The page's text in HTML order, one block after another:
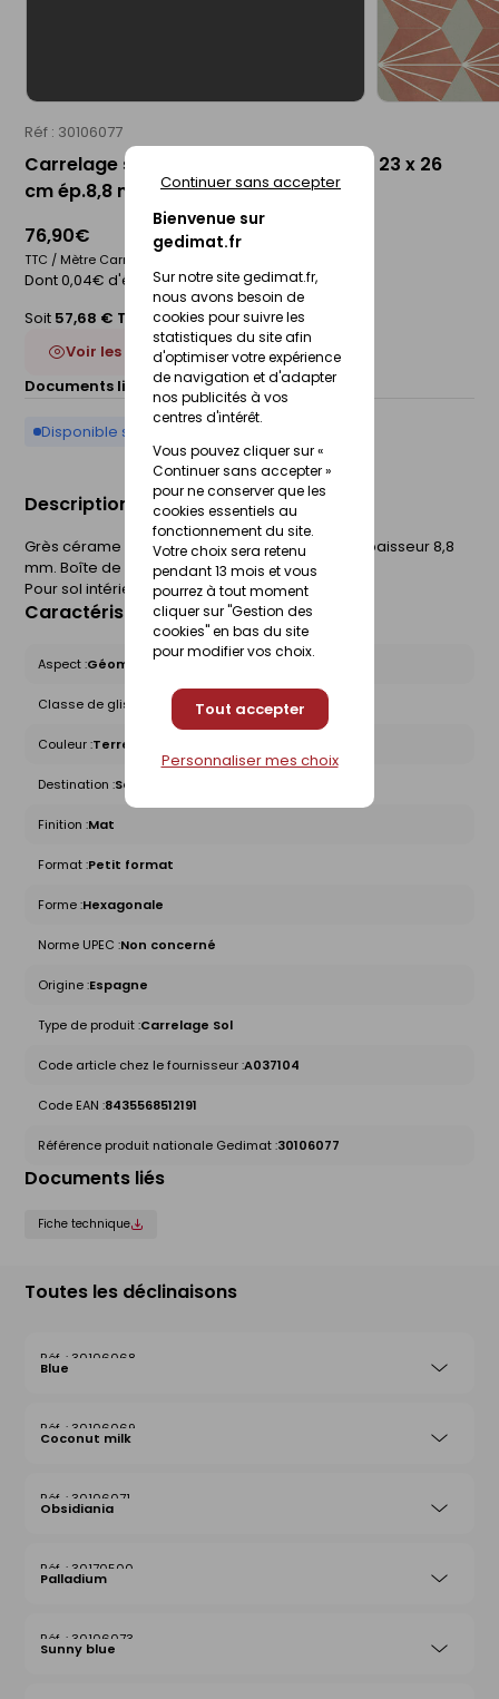
Bienvenue sur
gedimat.fr
Sur notre site gedimat.fr,
nous avons besoin de
cookies pour suivre les
statistiques du site afin
d'optimiser votre expérience
de navigation et d'adapter
nos publicités à vos
centres d'intérêt.
Vous pouvez cliquer sur «
Continuer sans accepter »
pour ne conserver que les
cookies essentiels au
fonctionnement du site.
Votre choix sera retenu
pendant 13 mois et vous
pourrez à tout moment
cliquer sur "Gestion des
cookies" en bas du site
pour modifier vos choix.
Tout accepter
Continuer sans accepter
Personnaliser mes choix
Réf : 30106077
Carrelage sol intérieur MACBA décor - 23 x 26
cm ép.8,8 mm - sunny terracota
76,90€
TTC / Mètre Carré
Dont 0,04€ d'éco-participation
Soit 57,68 € TTC /Boite
Voir les 10 déclinaisons
Documents liés :
Fiche technique
Disponible sur commande
Description du produit
Grès cérame émaillé. Groupe 2. l.23 x L.26 cm. Epaisseur 8,8
mm. Boîte de 0,75 m².
Pour sol intérieur.
Caractéristiques du produit
Aspect :Géométrique
Classe de glissance (R) :R9
Couleur :Terre cuite
Destination :Sol intérieur
Finition :Mat
Format :Petit format
Forme :Hexagonale
Norme UPEC :Non concerné
Origine :Espagne
Type de produit :Carrelage Sol
Code article chez le fournisseur :A037104
Code EAN :8435568512191
Référence produit nationale Gedimat :30106077
Documents liés
Fiche technique
Toutes les déclinaisons
30106068
Blue
30106069
Coconut milk
30106071
Obsidiania
30170500
Palladium
30106073
Sunny blue